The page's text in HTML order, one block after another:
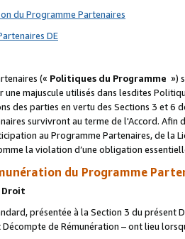
du Programme Partenaires
DE
(« Politiques du Programme »)
une majuscule utilisés dans lesdites
des parties en vertu des Sections 3 et 6
survivront au terme de l'Accord.
au Programme Partenaires, de la
la violation d’une obligation
du Programme
Droit
présentée à la Section 3 du présent
de Rémunération – ont lieu